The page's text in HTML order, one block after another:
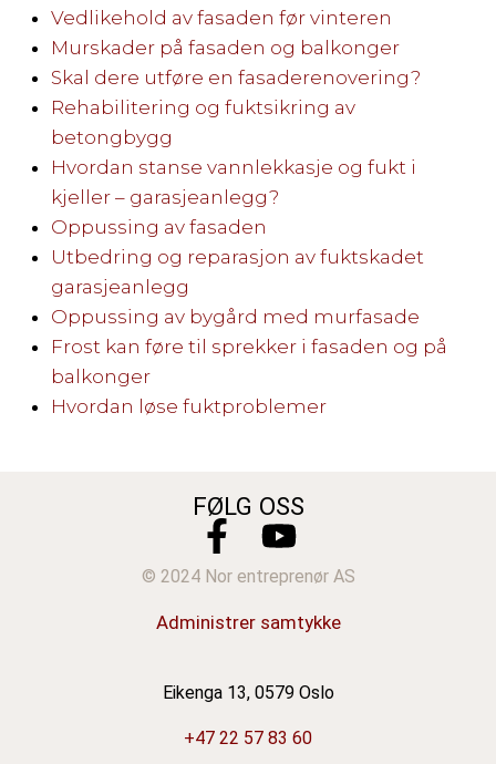
Vedlikehold av fasaden før vinteren
Murskader på fasaden og balkonger
Skal dere utføre en fasaderenovering?
Rehabilitering og fuktsikring av
betongbygg
Hvordan stanse vannlekkasje og fukt i
kjeller – garasjeanlegg?
Oppussing av fasaden
Utbedring og reparasjon av fuktskadet
garasjeanlegg
Oppussing av bygård med murfasade
Frost kan føre til sprekker i fasaden og på
balkonger
Hvordan løse fuktproblemer
FØLG OSS
© 2024 Nor entreprenør AS
Administrer samtykke
Eikenga 13, 0579 Oslo
+47 22 57 83 60